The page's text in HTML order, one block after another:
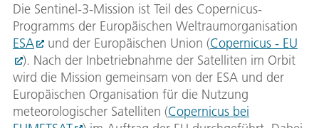
Die Sentinel-3-Mission ist Teil des Copernicus-
Programms der Europäischen Weltraumorganisation
ESA
und der Europäischen Union (Copernicus - EU
). Nach der Inbetriebnahme der Satelliten im Orbit
wird die Mission gemeinsam von der ESA und der
Europäischen Organisation für die Nutzung
meteorologischer Satelliten (Copernicus bei